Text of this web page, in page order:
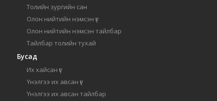
Толийн зургийн сан
Олон нийтийн нэмсэн үг
Олон нийтийн нэмсэн тайлбар
Тайлбар толийн тухай
Бусад
Их хайсан үг
Үнэлгээ их авсан үг
Үнэлгээ их авсан тайлбар